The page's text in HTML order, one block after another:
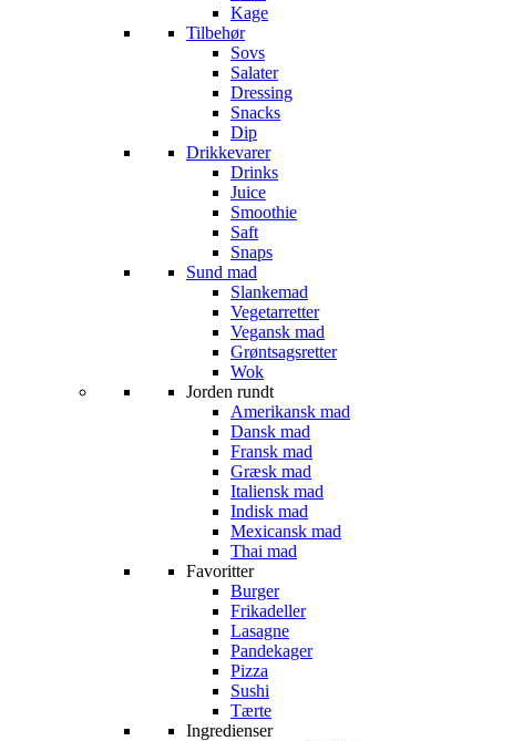
Kage
Tilbehør
Sovs
Salater
Dressing
Snacks
Dip
Drikkevarer
Drinks
Juice
Smoothie
Saft
Snaps
Sund mad
Slankemad
Vegetarretter
Vegansk mad
Grøntsagsretter
Wok
Jorden rundt
Amerikansk mad
Dansk mad
Fransk mad
Græsk mad
Italiensk mad
Indisk mad
Mexicansk mad
Thai mad
Favoritter
Burger
Frikadeller
Lasagne
Pandekager
Pizza
Sushi
Tærte
Ingredienser